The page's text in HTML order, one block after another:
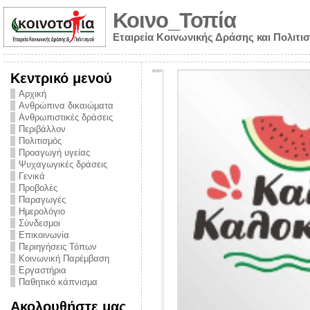
Κοινο_Τοπία
Εταιρεία Κοινωνικής Δράσης και
Κεντρικό μενού
Αρχική
Ανθρώπινα δικαιώματα
Ανθρωπιστικές δράσεις
Περιβάλλον
Πολιτισμός
Προαγωγή υγείας
Ψυχαγωγικές δράσεις
Γενικά
Προβολές
Παραγωγές
Ημερολόγιο
Σύνδεσμοι
Επικοινωνία
Περιηγήσεις Τόπων
Κοινωνική Παρέμβαση
Εργαστήρια
Παθητικό κάπνισμα
Ακολουθήστε μας
από την
την ημέρα
και
στο